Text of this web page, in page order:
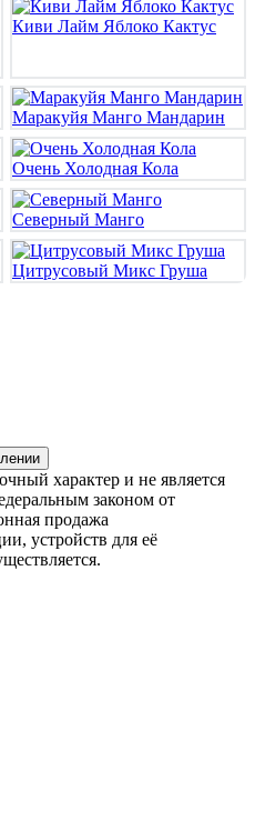
Киви Лайм Яблоко Кактус
Маракуйя Манго Мандарин
Очень Холодная Кола
Северный Манго
Цитрусовый Микс Груша
характер и не является
законом от
продажа
устройств для её